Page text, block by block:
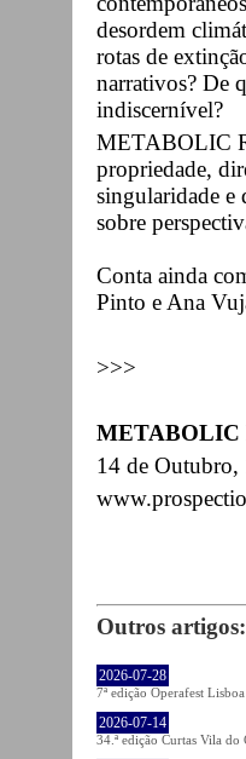
desordem
rotas de
narrativos? De
indiscernível?
METABOLIC
propriedade,
singularidade e
sobre
Conta ainda
Pinto e Ana
>>>
METABOLIC
14 de
Outros artigos:
2026-07-28
7ª edição Operafest
2026-07-14
34.ª edição Curtas Vila